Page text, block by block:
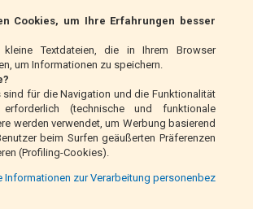
Cookies, um Ihre Erfahrungen besser
Textdateien, die in Ihrem Browser
um Informationen zu speichern.
sind für die Navigation und die Funktionalität
(technische und funktionale
werden verwendet, um Werbung basierend
beim Surfen geäußerten Präferenzen
(Profiling-Cookies).
Informationen zur Verarbeitung personenbez
(nur Italien)
(nur Italien)